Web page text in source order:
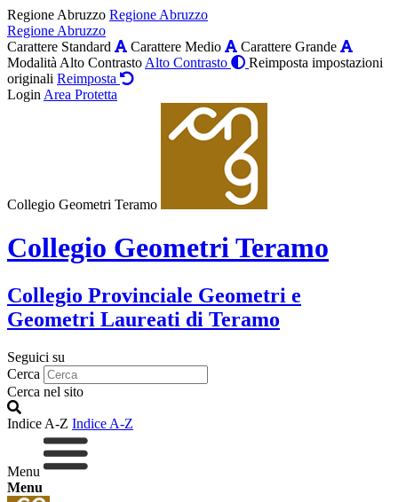
Regione Abruzzo Regione Abruzzo
Regione Abruzzo
Carattere Standard
Carattere Medio
Carattere Grande
Modalità Alto Contrasto Alto Contrasto
Reimposta impostazioni
originali Reimposta
Login Area Protetta
Collegio Geometri Teramo
Collegio Geometri Teramo
Collegio Provinciale Geometri e
Geometri Laureati di Teramo
Seguici su
Cerca
Cerca nel sito
Indice A-Z Indice A-Z
Menu
Menu